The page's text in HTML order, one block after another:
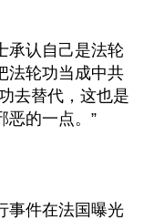
承认自己是法轮
法轮功当成中共
去替代，这也是
恶的一点。”
事件在法国曝光